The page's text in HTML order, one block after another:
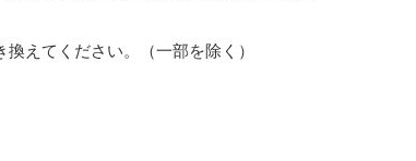
えてください。（一部を除く）